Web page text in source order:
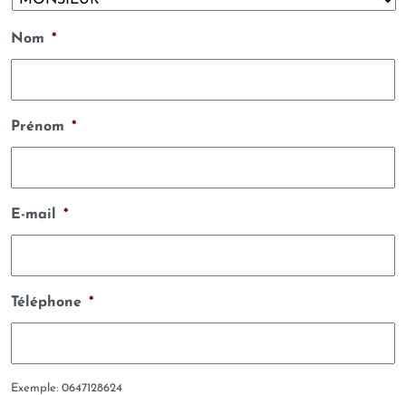
Nom *
Prénom *
E-mail *
Téléphone *
Exemple: 0647128624